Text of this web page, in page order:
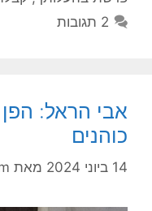
2 תגובות
אבי הראל:
כוהנים
14 ביוני 2024 מאת